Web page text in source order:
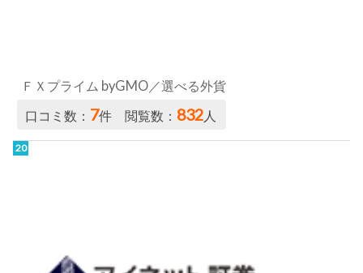
ＦＸプライム byGMO／選べる外貨
口コミ数： 7件 閲覧数： 832人